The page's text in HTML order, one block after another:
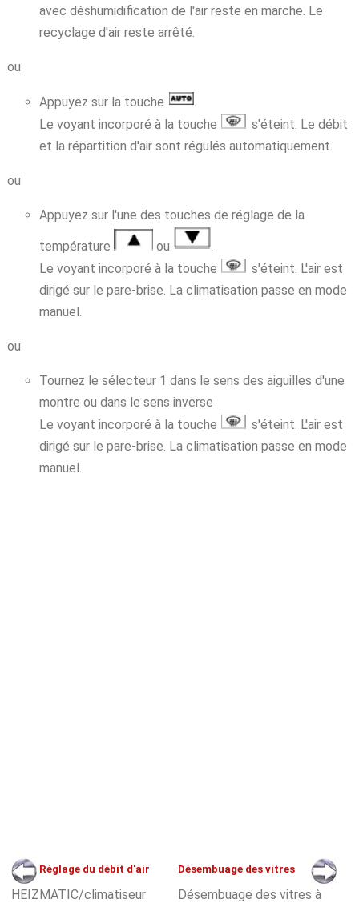
avec déshumidification de l'air reste en marche. Le
recyclage d'air reste arrêté.
ou
Appuyez sur la touche
.
Le voyant incorporé à la touche
s'éteint. Le débit
et la répartition d'air sont régulés automatiquement.
ou
Appuyez sur l'une des touches de réglage de la
température ou
.
Le voyant incorporé à la touche
s'éteint. L'air est
dirigé sur le pare-brise. La climatisation passe en mode
manuel.
ou
Tournez le sélecteur 1 dans le sens des aiguilles d'une
montre ou dans le sens inverse
Le voyant incorporé à la touche
s'éteint. L'air est
dirigé sur le pare-brise. La climatisation passe en mode
manuel.
Réglage du débit d'air
HEIZMATIC/climatiseur
Désembuage des vitres
Désembuage des vitres à